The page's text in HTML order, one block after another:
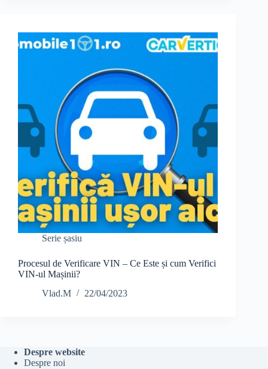
Serie șasiu
Procesul de Verificare VIN – Ce Este și cum Verifici
VIN-ul Mașinii?
Vlad.M
22/04/2023
Despre website
Despre noi